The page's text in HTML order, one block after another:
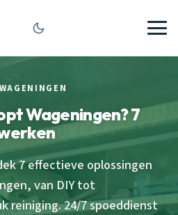
Wageningen? 7
7 effectieve oplossingen
van DIY tot
reiniging. 24/7 spoeddienst